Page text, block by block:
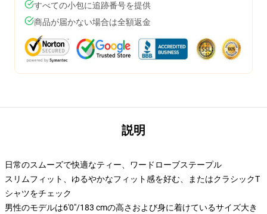
すべての小包に追跡番号を提供
商品が届かない場合は全額返金
説明
日常のスムーズで快適なティー、ワードローブステープル
スリムフィット、ゆるやかなフィット感を好む、またはクラシックT
シャツをチェック
男性のモデルは6'0"/183 cmの高さおよび身に着けているサイズ大き